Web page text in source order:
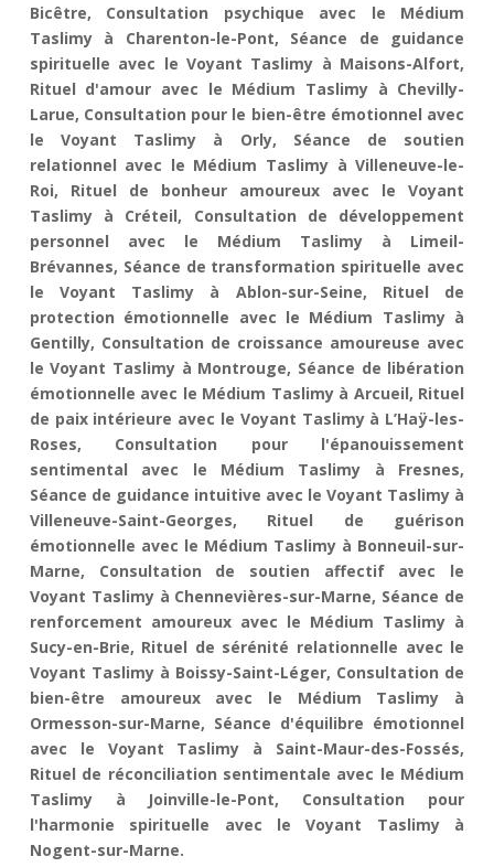
Bicêtre, Consultation psychique avec le Médium
Taslimy à Charenton-le-Pont, Séance de guidance
spirituelle avec le Voyant Taslimy à Maisons-Alfort,
Rituel d'amour avec le Médium Taslimy à Chevilly-
Larue, Consultation pour le bien-être émotionnel avec
le Voyant Taslimy à Orly, Séance de soutien
relationnel avec le Médium Taslimy à Villeneuve-le-
Roi, Rituel de bonheur amoureux avec le Voyant
Taslimy à Créteil, Consultation de développement
personnel avec le Médium Taslimy à Limeil-
Brévannes, Séance de transformation spirituelle avec
le Voyant Taslimy à Ablon-sur-Seine, Rituel de
protection émotionnelle avec le Médium Taslimy à
Gentilly, Consultation de croissance amoureuse avec
le Voyant Taslimy à Montrouge, Séance de libération
émotionnelle avec le Médium Taslimy à Arcueil, Rituel
de paix intérieure avec le Voyant Taslimy à L’Haÿ-les-
Roses, Consultation pour l'épanouissement
sentimental avec le Médium Taslimy à Fresnes,
Séance de guidance intuitive avec le Voyant Taslimy à
Villeneuve-Saint-Georges, Rituel de guérison
émotionnelle avec le Médium Taslimy à Bonneuil-sur-
Marne, Consultation de soutien affectif avec le
Voyant Taslimy à Chennevières-sur-Marne, Séance de
renforcement amoureux avec le Médium Taslimy à
Sucy-en-Brie, Rituel de sérénité relationnelle avec le
Voyant Taslimy à Boissy-Saint-Léger, Consultation de
bien-être amoureux avec le Médium Taslimy à
Ormesson-sur-Marne, Séance d'équilibre émotionnel
avec le Voyant Taslimy à Saint-Maur-des-Fossés,
Rituel de réconciliation sentimentale avec le Médium
Taslimy à Joinville-le-Pont, Consultation pour
l'harmonie spirituelle avec le Voyant Taslimy à
Nogent-sur-Marne.